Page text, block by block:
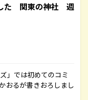
た 関東の神社 週
」では初めてのコミ
おるが書きおろしまし